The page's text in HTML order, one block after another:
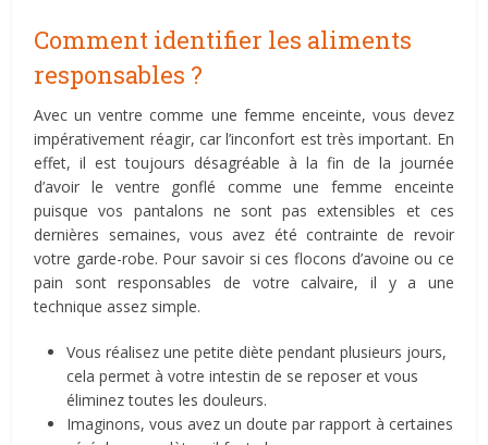
Comment identifier les aliments
responsables ?
Avec un ventre comme une femme enceinte, vous devez
impérativement réagir, car l’inconfort est très important. En
effet, il est toujours désagréable à la fin de la journée
d’avoir le ventre gonflé comme une femme enceinte
puisque vos pantalons ne sont pas extensibles et ces
dernières semaines, vous avez été contrainte de revoir
votre garde-robe. Pour savoir si ces flocons d’avoine ou ce
pain sont responsables de votre calvaire, il y a une
technique assez simple.
Vous réalisez une petite diète pendant plusieurs jours,
cela permet à votre intestin de se reposer et vous
éliminez toutes les douleurs.
Imaginons, vous avez un doute par rapport à certaines